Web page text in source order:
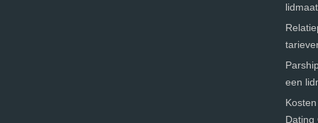
een
Dating